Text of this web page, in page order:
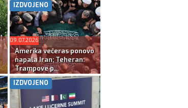
IZDVOJENO
09.07.2026
Amerika večeras ponovo
napala Iran; Teheran:
Trampove p...
IZDVOJENO